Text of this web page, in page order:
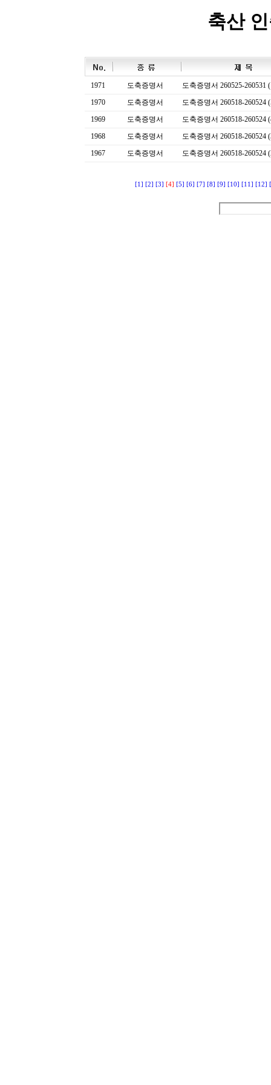
축산
1971 도축증명서
도축증명서 260525-260531
1970
도축증명서
도축증명서 260518-260524
1969
도축증명서
도축증명서 260518-260524
1968
도축증명서
도축증명서 260518-260524
1967
도축증명서 도축증명서 260518-260524
[1] [2] [3] [4] [5] [6] [7] [8] [9] [10] [11] [12]